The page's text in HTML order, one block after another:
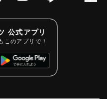
公式アプリ
このアプリで！